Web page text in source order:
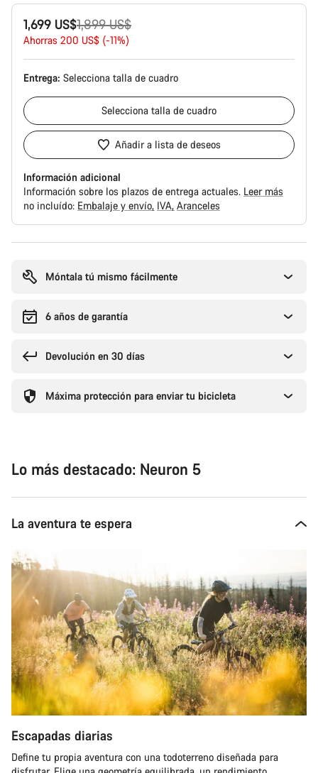
1,699 US$
Precio
original
1,899 US$
Ahorras 200 US$ (-11%)
Entrega: Selecciona talla de cuadro
Selecciona talla de cuadro
Añadir a lista de deseos
Información adicional
Información sobre los plazos de entrega actuales. Leer más
no incluído: Embalaje y envío IVA Aranceles
compra
Móntala tú mismo fácilmente
6 años de garantía
Devolución en 30 días
Máxima protección para enviar tu bicicleta
Lo más destacado: Neuron 5
La aventura te espera
Escapadas diarias
Define tu propia aventura con una todoterreno diseñada para